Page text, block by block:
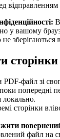
у вашому
зберігаються
сторінки
PDF-файл зі
попередні
локально.
сторінки
файл на